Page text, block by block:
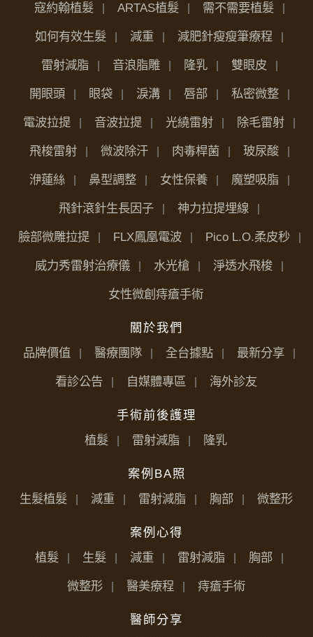
寇約翰植髮 ARTAS植髮 需不需要植髮
如何有效生髮 減重 減肥針瘦瘦筆療程
雷射減脂 音浪脂雕 隆乳 雙眼皮
開眼頭 眼袋 淚溝 唇部 私密微整
電波拉提 音波拉提 光繞雷射 除毛雷射
飛梭雷射 微波除汗 肉毒桿菌 玻尿酸
洢蓮絲 鼻型調整 女性保養 魔塑吸脂
飛針滾針生長因子 神力拉提埋線
臉部微雕拉提 FLX鳳凰電波 Pico L.O.柔皮秒
威力秀雷射治療儀 水光槍 淨透水飛梭
女性微創痔瘡手術
關於我們
品牌價值
醫療團隊 全台據點 最新分享
看診公告 自媒體專區 海外診友
手術前後護理
植髮
雷射減脂 隆乳
案例BA照
生髮植髮
減重 雷射減脂 胸部 微整形
案例心得
植髮
生髮 減重 雷射減脂 胸部
微整形 醫美療程 痔瘡手術
醫師分享